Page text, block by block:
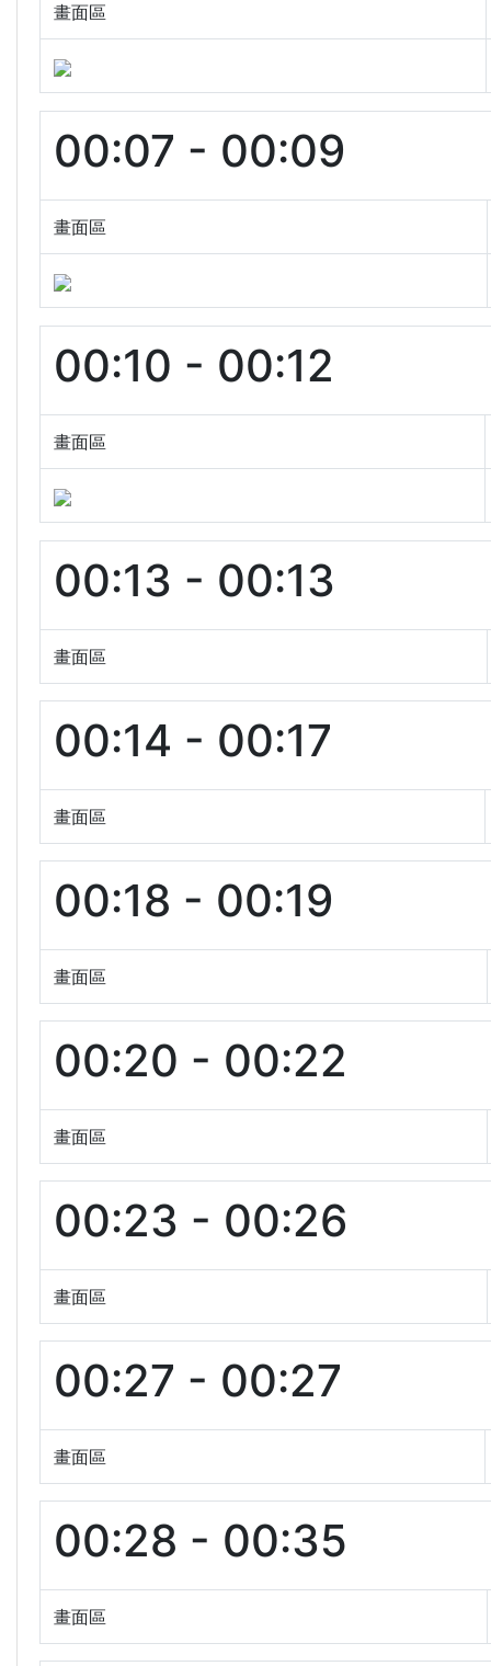
畫面區
00:07 - 00:09
畫面區
00:10 - 00:12
畫面區
00:13 - 00:13
畫面區
00:14 - 00:17
畫面區
00:18 - 00:19
畫面區
00:20 - 00:22
畫面區
00:23 - 00:26
畫面區
00:27 - 00:27
畫面區
00:28 - 00:35
畫面區